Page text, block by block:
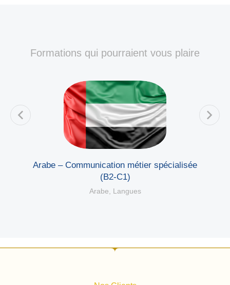
Formations qui pourraient vous plaire
Arabe – Communication métier spécialisée
(B2-C1)
Arabe, Langues